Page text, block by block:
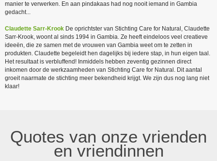
manier te verwerken. En aan pindakaas had nog nooit iemand in Gambia
gedacht...
Claudette Sarr-Krook De oprichtster van Stichting Care for Natural, Claudette
Sarr-Krook, woont al sinds 1994 in Gambia. Ze heeft eindeloos veel creatieve
ideeën, die ze samen met de vrouwen van Gambia weet om te zetten in
produkten. Claudette begeleidt hen dagelijks bij iedere stap, in hun eigen taal.
Het resultaat is verbluffend! Inmiddels hebben zeventig gezinnen direct
inkomen door de werkzaamheden van Stichting Care for Natural. Dit aantal
groeit naarmate de stichting meer bekendheid krijgt. We zijn dus nog lang niet
klaar!
Quotes van onze vrienden
en vriendinnen